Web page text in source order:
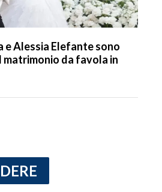
e Alessia Elefante sono
matrimonio da favola in